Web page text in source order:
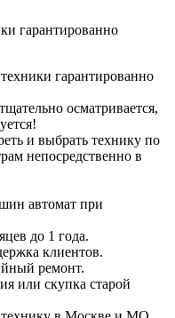
гарантированно
гарантированно
осматривается,
и выбрать технику по
непосредственно в
автомат при
до 1 года.
клиентов.
ремонт.
или скупка старой